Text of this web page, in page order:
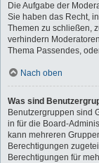
Die Aufgabe der
Sie haben das Recht,
Themen zu schließen,
verhindern
Thema Passendes,
Nach oben
Was sind
Benutzergruppen sind
in für die Board-
kann mehreren
Berechtigungen
Berechtigungen für